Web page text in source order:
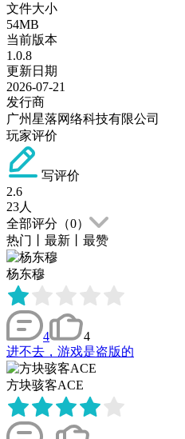
文件大小
54MB
当前版本
1.0.8
更新日期
2026-07-21
发行商
广州星落网络科技有限公司
玩家评价
写评价
2.6
23人
全部评分（0）
热门
最新 最赞
杨东穆
4
4
进不去，游戏是盗版的
方块骇客ACE